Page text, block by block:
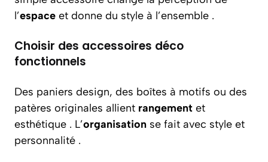
l’espace et donne du style à l’ensemble .
Choisir des accessoires déco
fonctionnels
Des paniers design, des boîtes à motifs ou des
patères originales allient rangement et
esthétique . L’organisation se fait avec style et
personnalité .